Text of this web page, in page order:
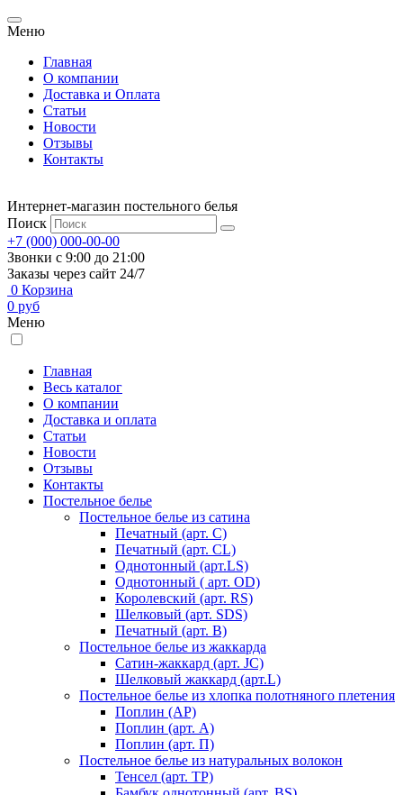
Меню
Главная
О компании
Доставка и Оплата
Статьи
Новости
Отзывы
Контакты
Интернет-магазин постельного белья
Поиск
+7 (000) 000-00-00
Звонки с 9:00 до 21:00
Заказы через сайт 24/7
0 Корзина
0 руб
Меню
Главная
Весь каталог
О компании
Доставка и оплата
Статьи
Новости
Отзывы
Контакты
Постельное белье
Постельное белье из сатина
Печатный (арт. С)
Печатный (арт. СL)
Однотонный (арт.LS)
Однотонный ( арт. OD)
Королевский (арт. RS)
Шелковый (арт. SDS)
Печатный (арт. В)
Постельное белье из жаккарда
Сатин-жаккард (арт. JC)
Шелковый жаккард (арт.L)
Постельное белье из хлопка полотняного плетения
Поплин (AP)
Поплин (арт. А)
Поплин (арт. П)
Постельное белье из натуральных волокон
Тенсел (арт. ТР)